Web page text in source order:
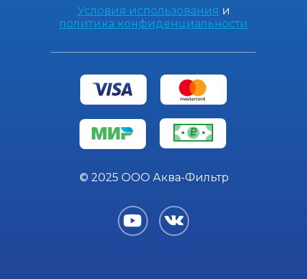
© 2025 ООО Аква-Фильтр
Условия использования и
политика конфиденциальности